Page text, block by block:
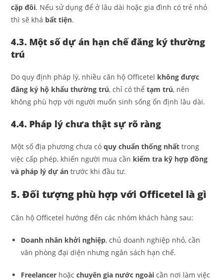
cặp đôi. Nếu sử dụng để ở lâu dài hoặc gia đình có trẻ nhỏ
thì sẽ khá bất tiện.
4.3. Một số dự án hạn chế đăng ký thường
trú
Do quy định pháp lý, nhiều căn hộ Officetel không được
đăng ký hộ khẩu thường trú, chỉ có thểtạm trú, nên
không phù hợp với người muốn sinh sống ổn định lâu dài.
4.4. Pháp lý chưa thật sự rõ ràng
Một số địa phương chưa cóquy chuẩn thống nhất trong
việc cấp phép, khiến người mua cần kiểm tra kỹ hợp đồng
và pháp lý dự án trước khi đầu tư.
5. Đối tượng phù hợp với Officetel là gì
Căn hộ Officetel hướng đến các nhóm khách hàng sau:
Doanh nhân khởi nghiệp, chủ doanh nghiệp nhỏ, cần
văn phòng đại diện nhưng ngân sách hạn chế.
Freelancer hoặcchuyên gia nước ngoài cần nơi làm việc